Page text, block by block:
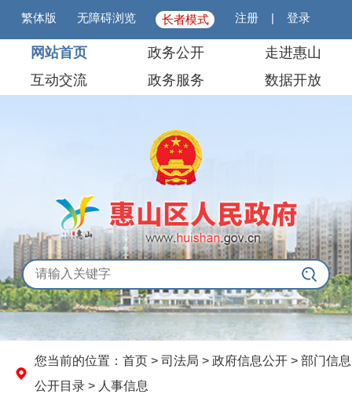
繁体版 无障碍浏览 长者模式 注册 |登录
网站首页 政务公开
走进惠山
互动交流
政务服务 数据开放
您当前的位置： 首页 > 司法局 > 政府信息公开 > 部门信息
公开目录 > 人事信息